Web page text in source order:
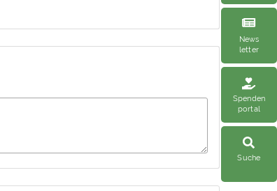
News
letter
Spenden
portal
Suche